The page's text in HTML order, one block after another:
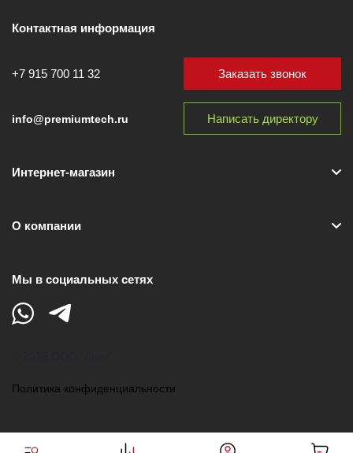
Контактная информация
+7 915 700 11 32
info@premiumtech.ru
Заказать звонок
Написать директору
Интернет-магазин
О компании
Мы в социальных сетях
Политика конфиденциальности